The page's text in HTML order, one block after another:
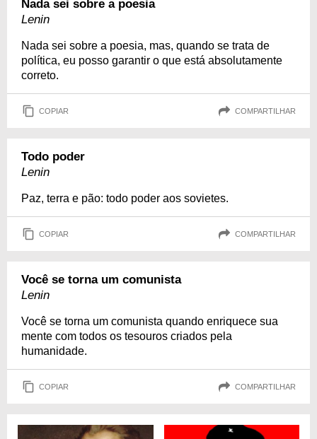
Nada sei sobre a poesia
Lenin
Nada sei sobre a poesia, mas, quando se trata de
política, eu posso garantir o que está absolutamente
correto.
COPIAR COMPARTILHAR
Todo poder
Lenin
Paz, terra e pão: todo poder aos sovietes.
COPIAR COMPARTILHAR
Você se torna um comunista
Lenin
Você se torna um comunista quando enriquece sua
mente com todos os tesouros criados pela
humanidade.
COPIAR COMPARTILHAR